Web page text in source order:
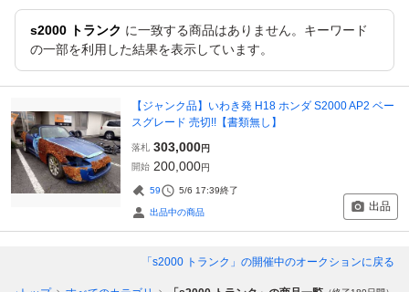
s2000 トランク に一致する商品はありません。キーワード
の一部を利用した結果を表示しています。
【ジャンク品】いわき発 H18 ホンダ S2000 AP2 ベー
スグレード 売切!!【書類無し】
落札 303,000円
開始 200,000円
59 5/6 17:39終了
出品中の商品 出品
「s2000 トランク」 の開催中のオークションに戻る